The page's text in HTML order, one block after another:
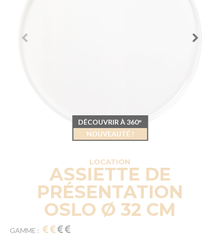
LOCATION
ASSIETTE DE
PRÉSENTATION
OSLO Ø 32 CM
GAMME :
DÉCOUVRIR À 360°
NOUVEAUTÉ !